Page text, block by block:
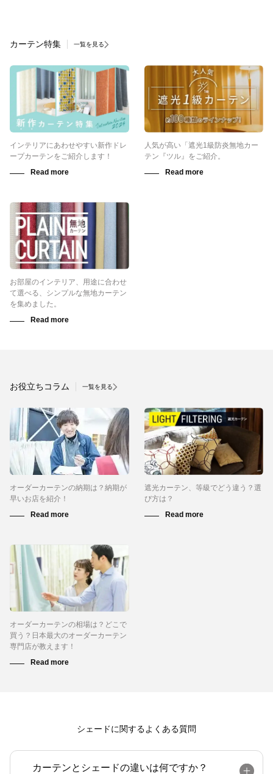
カーテン特集 一覧を見る
インテリアにあわせやすい新作ドレ
ープカーテンをご紹介します！
人気が高い「遮光1級防炎無地カー
テン『ツル』をご紹介。
お部屋のインテリア、用途に合わせ
て選べる、シンプルな無地カーテン
を集めました。
お役立ちコラム 一覧を見る
オーダーカーテンの納期は？納期が
早いお店を紹介！
遮光カーテン、等級でどう違う？選
び方は？
オーダーカーテンの相場は？どこで
買う？日本最大のオーダーカーテン
専門店が教えます！
シェードに関するよくある質問
カーテンとシェードの違いは何ですか？